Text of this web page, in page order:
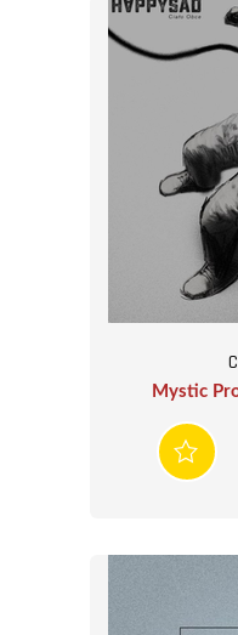
Mystic